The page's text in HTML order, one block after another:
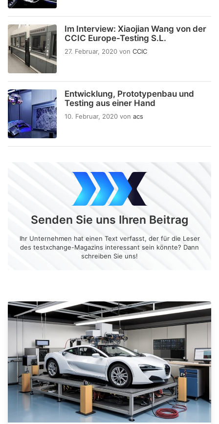
Im Interview: Xiaojian Wang von der
CCIC Europe-Testing S.L.
27. Februar, 2020 von CCIC
Entwicklung, Prototypenbau und
Testing aus einer Hand
10. Februar, 2020 von acs
Senden Sie uns Ihren Beitrag
Ihr Unternehmen hat einen Text verfasst, der für die Leser
des testxchange-Magazins interessant sein könnte? Dann
schreiben Sie uns!